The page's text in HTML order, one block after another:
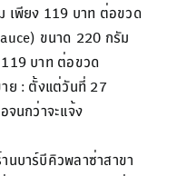
เพียง 119 บาท ต่อขวด
ขนาด 220 กรัม
บาท ต่อขวด
าย : ตั้งแต่วันที่ 27
นกว่าจะแจ้ง
นบาร์บีคิวพลาซ่าสาขา